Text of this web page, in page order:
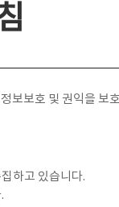
보호 및 권익을 보
하고 있습니다.